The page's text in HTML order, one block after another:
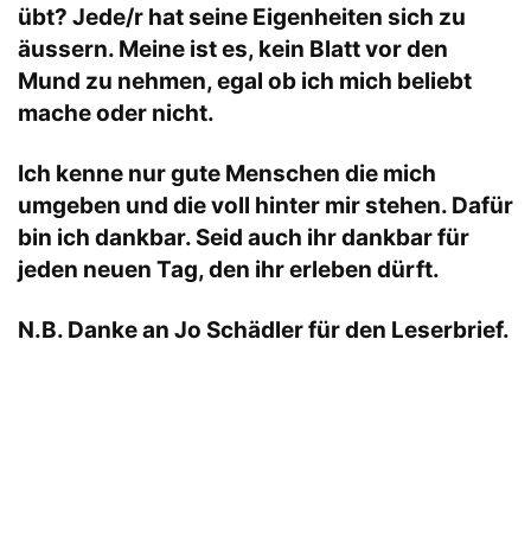
übt? Jede/r hat seine Eigenheiten sich zu
äussern. Meine ist es, kein Blatt vor den
Mund zu nehmen, egal ob ich mich beliebt
mache oder nicht.
Ich kenne nur gute Menschen die mich
umgeben und die voll hinter mir stehen. Dafür
bin ich dankbar. Seid auch ihr dankbar für
jeden neuen Tag, den ihr erleben dürft.
N.B. Danke an Jo Schädler für den Leserbrief.